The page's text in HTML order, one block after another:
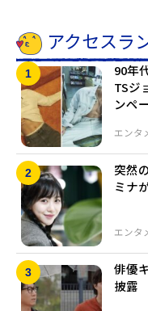
アクセスラ
エンタ
90年
TSジ
ンペ
エンタ
突然
ミナ
俳優
披露